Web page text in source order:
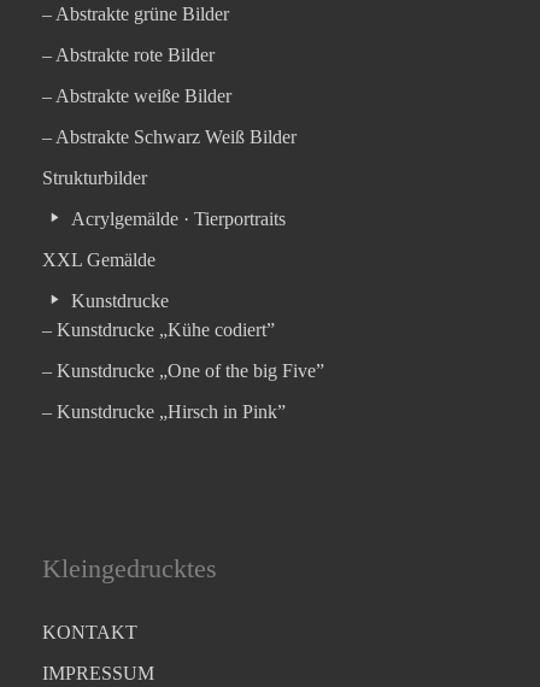
– Abstrakte grüne Bilder
– Abstrakte rote Bilder
– Abstrakte weiße Bilder
– Abstrakte Schwarz Weiß Bilder
Strukturbilder
Acrylgemälde · Tierportraits
XXL Gemälde
Kunstdrucke
– Kunstdrucke „Kühe codiert”
– Kunstdrucke „One of the big Five”
– Kunstdrucke „Hirsch in Pink”
Kleingedrucktes
KONTAKT
IMPRESSUM